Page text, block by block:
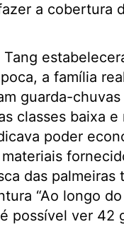
a cobertura
a família
guarda-
classes baixa
poder
das
“Ao longo
possível ver 42